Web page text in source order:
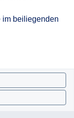
im beiliegenden